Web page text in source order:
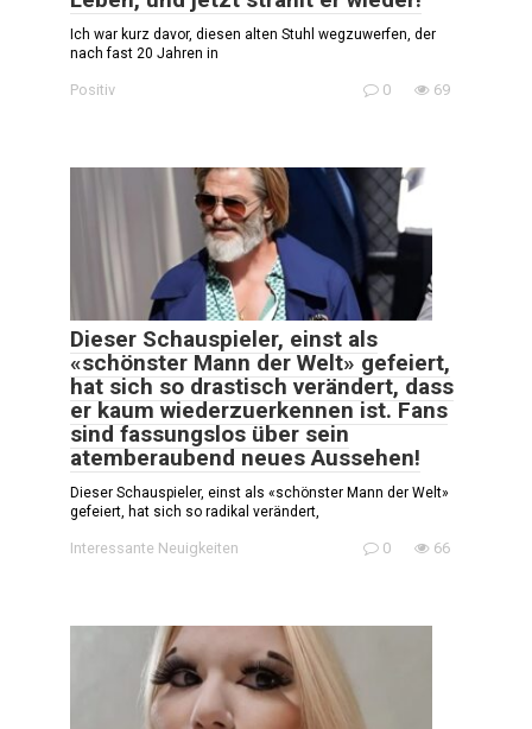
Ich war kurz davor, diesen alten Stuhl wegzuwerfen, der
nach fast 20 Jahren in
Positiv 0 69
Dieser Schauspieler, einst als
«schönster Mann der Welt» gefeiert,
hat sich so drastisch verändert, dass
er kaum wiederzuerkennen ist. Fans
sind fassungslos über sein
atemberaubend neues Aussehen!
Dieser Schauspieler, einst als «schönster Mann der Welt»
gefeiert, hat sich so radikal verändert,
Interessante Neuigkeiten 0 66